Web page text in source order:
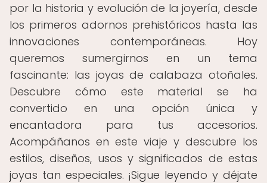
por la historia y evolución de la joyería, desde
los primeros adornos prehistóricos hasta las
innovaciones contemporáneas. Hoy
queremos sumergirnos en un tema
fascinante: las joyas de calabaza otoñales.
Descubre cómo este material se ha
convertido en una opción única y
encantadora para tus accesorios.
Acompáñanos en este viaje y descubre los
estilos, diseños, usos y significados de estas
joyas tan especiales. ¡Sigue leyendo y déjate